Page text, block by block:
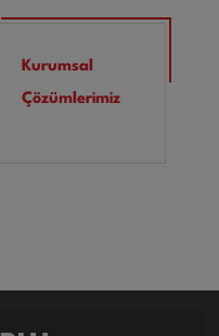
Kurumsal
Çözümlerimiz